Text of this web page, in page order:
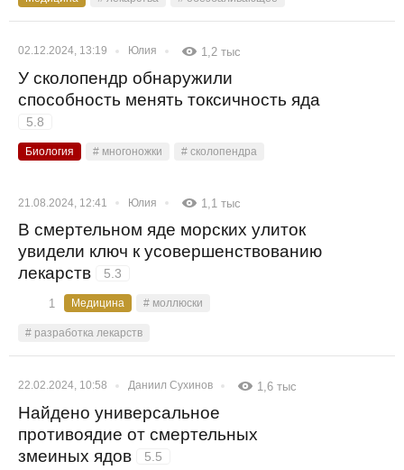
02.12.2024, 13:19 Юлия 1,2 тыс
У сколопендр обнаружили
способность менять токсичность яда
5.8
Биология # многоножки # сколопендра
21.08.2024, 12:41 Юлия 1,1 тыс
В смертельном яде морских улиток
увидели ключ к усовершенствованию
лекарств
5.3
1 Медицина # моллюски
# разработка лекарств
22.02.2024, 10:58 Даниил Сухинов 1,6 тыс
Найдено универсальное
противоядие от смертельных
змеиных ядов
5.5